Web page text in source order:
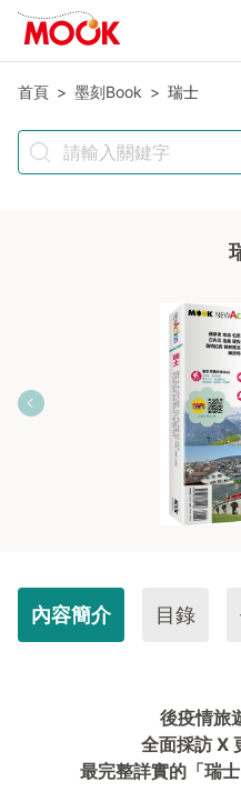
首頁 墨刻Book 瑞士
內容簡介 目錄
後疫情旅
全面採訪 X
最完整詳實的「瑞